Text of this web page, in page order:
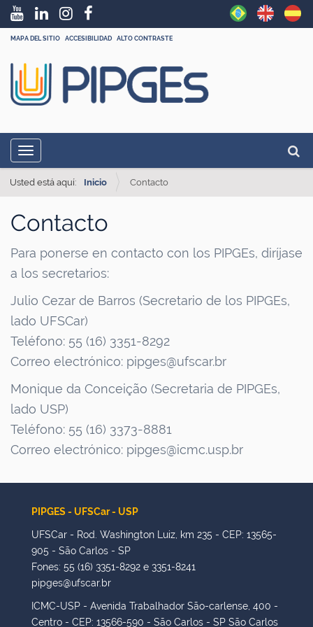
MAPA DEL SITIO ACCESIBILIDAD ALTO CONTRASTE
Toggle navigation
Usted está aquí: Inicio Contacto
Contacto
Para ponerse en contacto con los PIPGEs, diríjase
a los secretarios:
Julio Cezar de Barros (Secretario de los PIPGEs,
lado UFSCar)
Teléfono: 55 (16) 3351-8292
Correo electrónico: pipges@ufscar.br
Monique da Conceição (Secretaria de PIPGEs,
lado USP)
Teléfono: 55 (16) 3373-8881
Correo electrónico: pipges@icmc.usp.br
PIPGES - UFSCar - USP
UFSCar - Rod. Washington Luiz, km 235 - CEP: 13565-
905 - São Carlos - SP
Fones: 55 (16) 3351-8292 e 3351-8241
pipges@ufscar.br
ICMC-USP - Avenida Trabalhador São-carlense, 400 -
Centro - CEP: 13566-590 - São Carlos - SP São Carlos